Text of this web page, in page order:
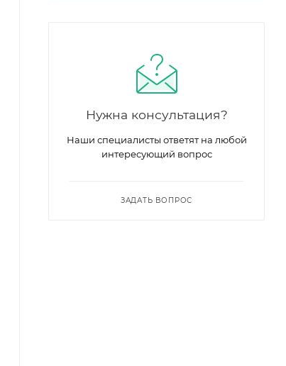
Нужна консультация?
Наши специалисты ответят на любой
интересующий вопрос
ЗАДАТЬ ВОПРОС